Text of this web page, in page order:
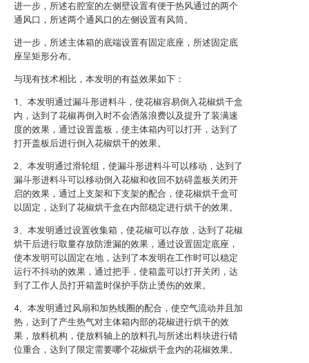
进一步，所述右腔室的左侧壁设置有便于热风通过的两个
通风口，所述两个通风口的左侧设置有风筒。
进一步，所述主体箱的底端设置有固定底座，所述固定底
座呈矩形分布。
与现有技术相比，本发明的有益效果如下：
1、本发明通过漏斗形进料斗，使花椒容易倒入花椒烘干盒
内，达到了花椒再倒入时不会洒落浪费以及提升了装满速
度的效果，通过设置盖板，使主体箱内可以打开，达到了
打开盖板后进行倒入花椒烘干的效果。
2、本发明通过滑轮组，使漏斗形进料斗可以移动，达到了
漏斗形进料斗可以移动倒入花椒和收回不妨碍盖板关闭开
启的效果，通过上支架和下支架的配合，使花椒烘干盒可
以固定，达到了花椒烘干盒在内部稳定进行烘干的效果。
3、本发明通过设置收集箱，使花椒可以存放，达到了花椒
烘干后进行取量存放防泄漏的效果，通过设置固定底座，
使本发明可以固定在地，达到了本发明在工作时可以稳定
运行不抖动的效果，通过把手，使箱盖可以打开关闭，达
到了工作人员打开箱盖时保护手防止烫伤的效果。
4、本发明通过风扇和加热线圈的配合，使空气流动并且加
热，达到了产生热气对主体箱内部的花椒进行烘干的效
果，放料机构，使放料轴上的放料孔与所述出料块进行错
位重合，达到了限定需要哪个花椒烘干盒内的花椒效果。